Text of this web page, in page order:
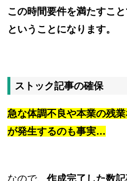
この時間要件を満たすこ
ということになります。
ストック記事の確保
急な体調不良や本業の残
が発生するのも事実…
なので、作成完了した数